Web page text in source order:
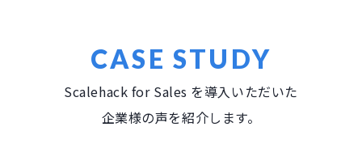
CASE STUDY
Scalehack for Sales を導入いただいた
企業様の声を紹介します。